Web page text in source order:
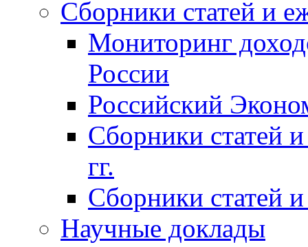
Сборники статей и
Мониторинг
России
Российский
Сборники статей
гг.
Сборники статей
Научные доклады